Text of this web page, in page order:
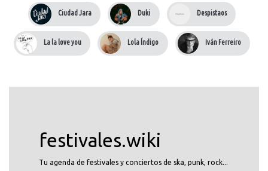
Ciudad Jara Duki Despistaos
La la love you Lola Índigo Iván Ferreiro
festivales.wiki
Tu agenda de festivales y conciertos de ska, punk, rock...